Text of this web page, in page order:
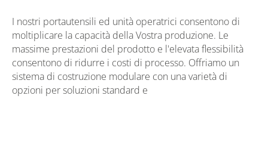
I nostri portautensili ed unità operatrici consentono di
moltiplicare la capacità della Vostra produzione. Le
massime prestazioni del prodotto e l'elevata flessibilità
consentono di ridurre i costi di processo. Offriamo un
sistema di costruzione modulare con una varietà di
opzioni per soluzioni standard e